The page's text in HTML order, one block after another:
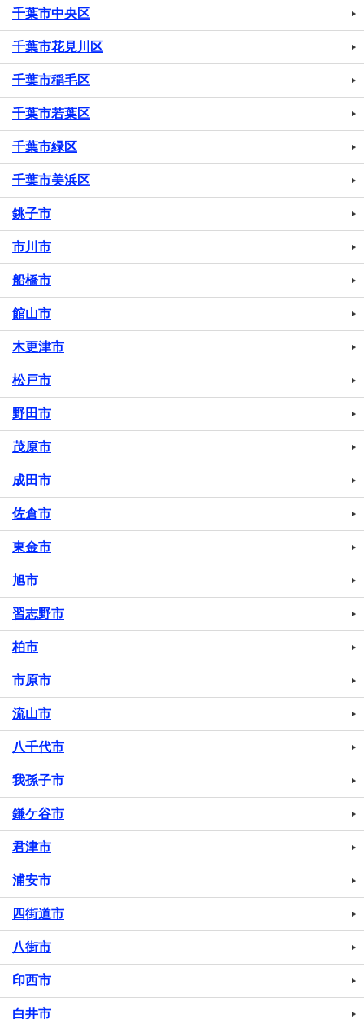
千葉市中央区
千葉市花見川区
千葉市稲毛区
千葉市若葉区
千葉市緑区
千葉市美浜区
銚子市
市川市
船橋市
館山市
木更津市
松戸市
野田市
茂原市
成田市
佐倉市
東金市
旭市
習志野市
柏市
市原市
流山市
八千代市
我孫子市
鎌ケ谷市
君津市
浦安市
四街道市
八街市
印西市
白井市